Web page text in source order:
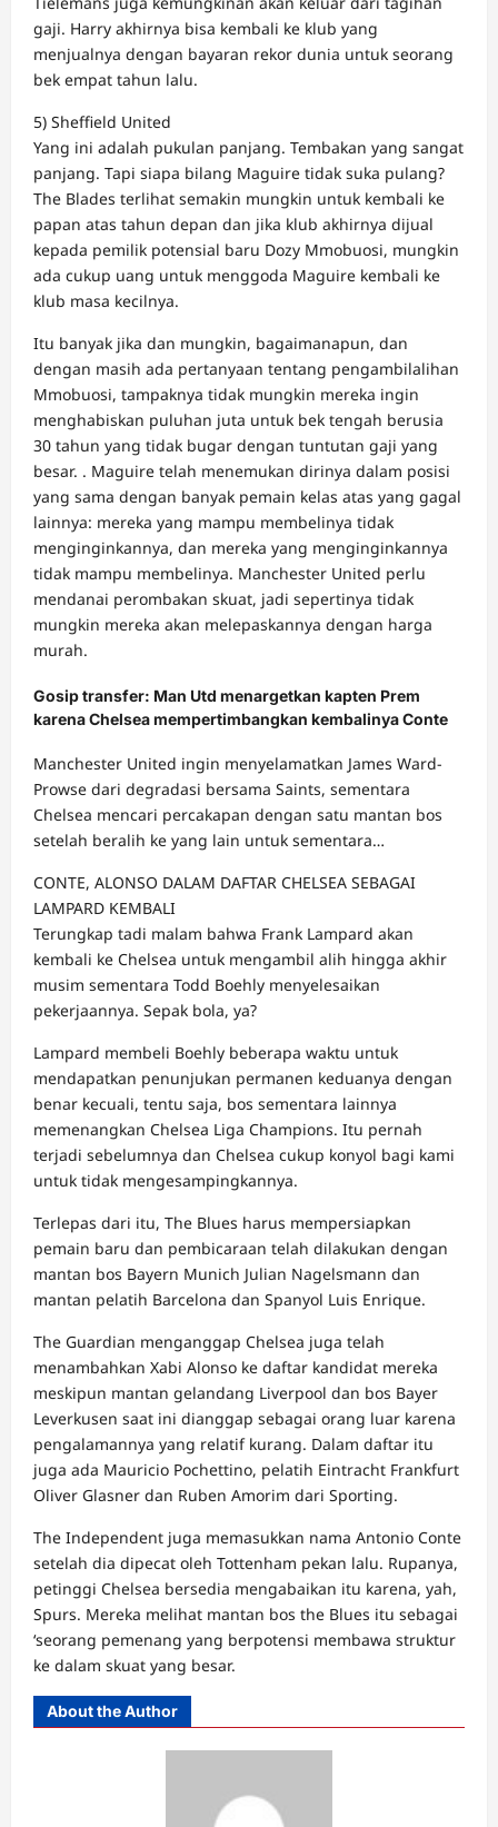
gaji. Harry akhirnya bisa kembali ke klub yang
menjualnya dengan bayaran rekor dunia untuk seorang
bek empat tahun lalu.
5) Sheffield United
Yang ini adalah pukulan panjang. Tembakan yang sangat
panjang. Tapi siapa bilang Maguire tidak suka pulang?
The Blades terlihat semakin mungkin untuk kembali ke
papan atas tahun depan dan jika klub akhirnya dijual
kepada pemilik potensial baru Dozy Mmobuosi, mungkin
ada cukup uang untuk menggoda Maguire kembali ke
klub masa kecilnya.
Itu banyak jika dan mungkin, bagaimanapun, dan
dengan masih ada pertanyaan tentang pengambilalihan
Mmobuosi, tampaknya tidak mungkin mereka ingin
menghabiskan puluhan juta untuk bek tengah berusia
30 tahun yang tidak bugar dengan tuntutan gaji yang
besar. . Maguire telah menemukan dirinya dalam posisi
yang sama dengan banyak pemain kelas atas yang gagal
lainnya: mereka yang mampu membelinya tidak
menginginkannya, dan mereka yang menginginkannya
tidak mampu membelinya. Manchester United perlu
mendanai perombakan skuat, jadi sepertinya tidak
mungkin mereka akan melepaskannya dengan harga
murah.
Gosip transfer: Man Utd menargetkan kapten Prem
karena Chelsea mempertimbangkan kembalinya Conte
Manchester United ingin menyelamatkan James Ward-
Prowse dari degradasi bersama Saints, sementara
Chelsea mencari percakapan dengan satu mantan bos
setelah beralih ke yang lain untuk sementara…
CONTE, ALONSO DALAM DAFTAR CHELSEA SEBAGAI
LAMPARD KEMBALI
Terungkap tadi malam bahwa Frank Lampard akan
kembali ke Chelsea untuk mengambil alih hingga akhir
musim sementara Todd Boehly menyelesaikan
pekerjaannya. Sepak bola, ya?
Lampard membeli Boehly beberapa waktu untuk
mendapatkan penunjukan permanen keduanya dengan
benar kecuali, tentu saja, bos sementara lainnya
memenangkan Chelsea Liga Champions. Itu pernah
terjadi sebelumnya dan Chelsea cukup konyol bagi kami
untuk tidak mengesampingkannya.
Terlepas dari itu, The Blues harus mempersiapkan
pemain baru dan pembicaraan telah dilakukan dengan
mantan bos Bayern Munich Julian Nagelsmann dan
mantan pelatih Barcelona dan Spanyol Luis Enrique.
The Guardian menganggap Chelsea juga telah
menambahkan Xabi Alonso ke daftar kandidat mereka
meskipun mantan gelandang Liverpool dan bos Bayer
Leverkusen saat ini dianggap sebagai orang luar karena
pengalamannya yang relatif kurang. Dalam daftar itu
juga ada Mauricio Pochettino, pelatih Eintracht Frankfurt
Oliver Glasner dan Ruben Amorim dari Sporting.
The Independent juga memasukkan nama Antonio Conte
setelah dia dipecat oleh Tottenham pekan lalu. Rupanya,
petinggi Chelsea bersedia mengabaikan itu karena, yah,
Spurs. Mereka melihat mantan bos the Blues itu sebagai
‘seorang pemenang yang berpotensi membawa struktur
ke dalam skuat yang besar.
About the Author